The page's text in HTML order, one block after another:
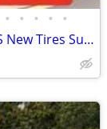
• • • • •
🔴 2009 32’FT Lexington ONLY 15k. MILES New Tires Super Slide-Out